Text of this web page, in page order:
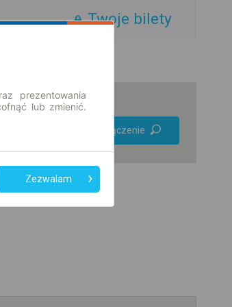
Twoje bilety
Znajdź połączenie
prezentowania
lub zmienić.
Zezwalam